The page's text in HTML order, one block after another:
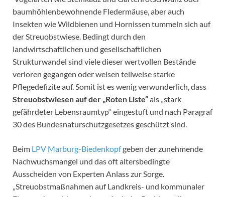
baumhöhlenbewohnende Fledermäuse, aber auch
Insekten wie Wildbienen und Hornissen tummeln sich auf
der Streuobstwiese. Bedingt durch den
landwirtschaftlichen und gesellschaftlichen
Strukturwandel sind viele dieser wertvollen Bestände
verloren gegangen oder weisen teilweise starke
Pflegedefizite auf. Somit ist es wenig verwunderlich, dass
Streuobstwiesen auf der „Roten Liste“als „stark
gefährdeter Lebensraumtyp“ eingestuft und nach Paragraf
30 des Bundesnaturschutzgesetzes geschützt sind.
Beim LPV Marburg-Biedenkopfgeben der zunehmende
Nachwuchsmangel und das oft altersbedingte
Ausscheiden von Experten Anlass zur Sorge.
„Streuobstmaßnahmen auf Landkreis- und kommunaler